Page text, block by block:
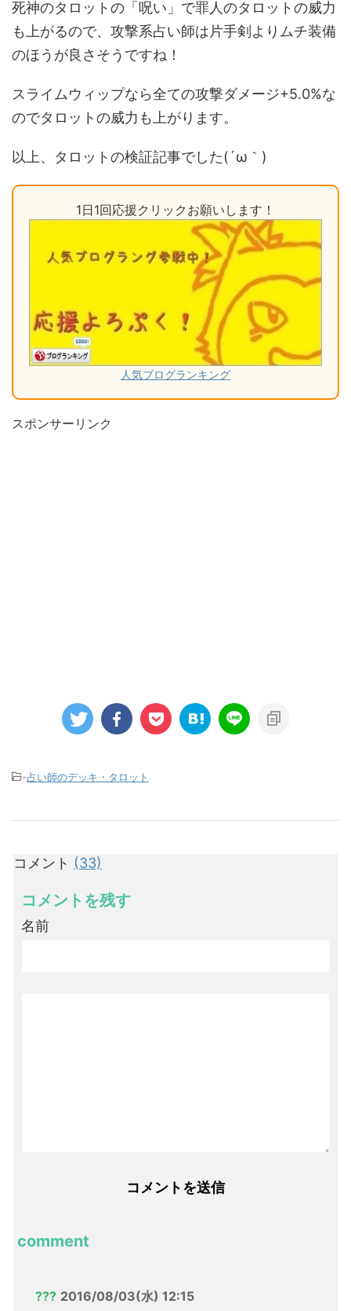
死神のタロットの「呪い」で罪人のタロットの威力
も上がるので、攻撃系占い師は片手剣よりムチ装備
のほうが良さそうですね！
スライムウィップなら全ての攻撃ダメージ+5.0%な
のでタロットの威力も上がります。
以上、タロットの検証記事でした(´ω｀)
1日1回応援クリックお願いします！
人気ブログランキング
スポンサーリンク
-占い師のデッキ・タロット
コメント (33)
コメントを残す
名前
comment
??? 2016/08/03(水) 12:15